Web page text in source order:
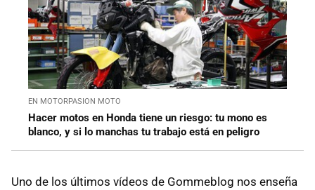
EN MOTORPASION MOTO
Hacer motos en Honda tiene un riesgo: tu mono es
blanco, y si lo manchas tu trabajo está en peligro
Uno de los últimos vídeos de Gommeblog nos enseña